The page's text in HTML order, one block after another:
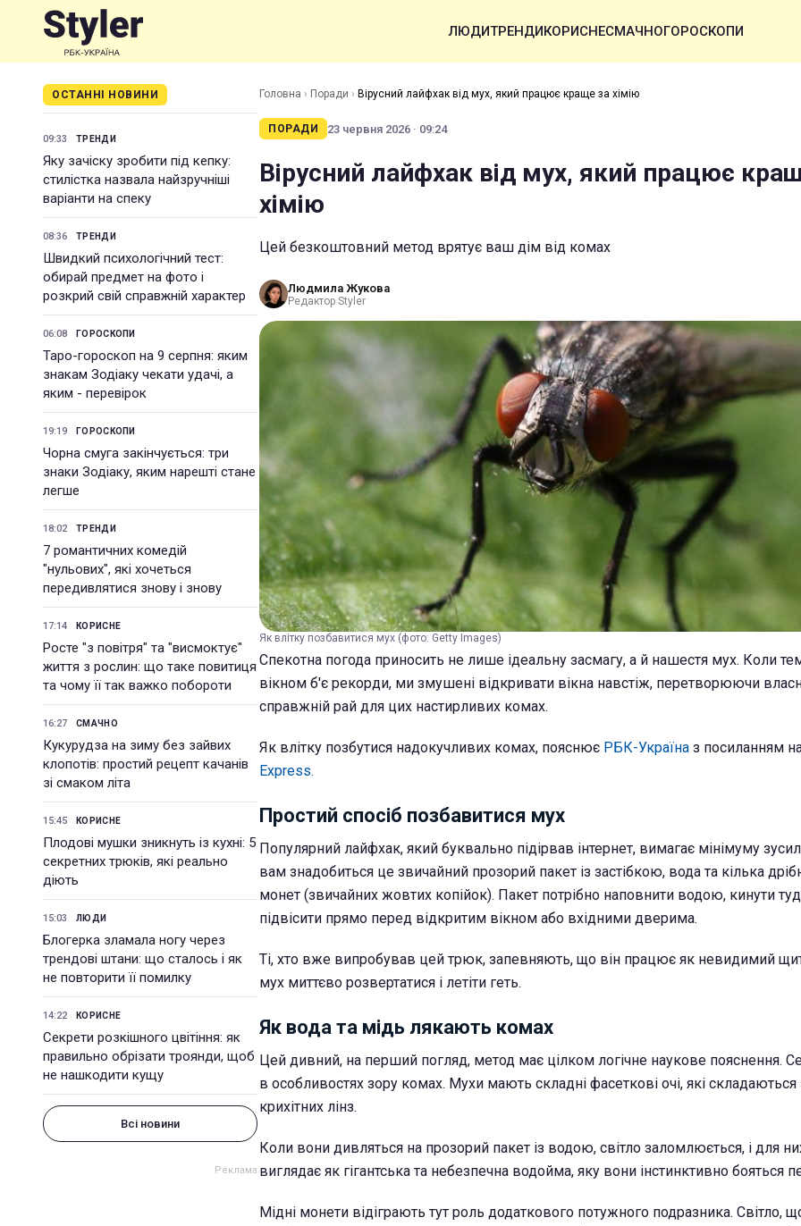
ЛЮДИТРЕНДИКОРИСНЕСМАЧНОГОРОСКОПИ
ОСТАННІ НОВИНИ
09:33 ТРЕНДИ
Яку зачіску зробити під кепку:
стилістка назвала найзручніші
варіанти на спеку
08:36 ТРЕНДИ
Швидкий психологічний тест:
обирай предмет на фото і
розкрий свій справжній характер
06:08 ГОРОСКОПИ
Таро-гороскоп на 9 серпня: яким
знакам Зодіаку чекати удачі, а
яким - перевірок
19:19 ГОРОСКОПИ
Чорна смуга закінчується: три
знаки Зодіаку, яким нарешті стане
легше
18:02 ТРЕНДИ
7 романтичних комедій
"нульових", які хочеться
передивлятися знову і знову
17:14 КОРИСНЕ
Росте "з повітря" та "висмоктує"
життя з рослин: що таке повитиця
та чому її так важко побороти
16:27 СМАЧНО
Кукурудза на зиму без зайвих
клопотів: простий рецепт качанів
зі смаком літа
15:45 КОРИСНЕ
Плодові мушки зникнуть із кухні: 5
секретних трюків, які реально
діють
15:03 ЛЮДИ
Блогерка зламала ногу через
трендові штани: що сталось і як
не повторити її помилку
14:22 КОРИСНЕ
Секрети розкішного цвітіння: як
правильно обрізати троянди, щоб
не нашкодити кущу
Всі новини
Головна › Поради › Вірусний лайфхак від мух, який працює краще за хімію
ПОРАДИ 23 червня 2026 · 09:24
Вірусний лайфхак від мух, який працює
хімію
Цей безкоштовний метод врятує ваш дім від комах
Людмила Жукова
Редактор Styler
Як влітку позбавитися мух (фото: Getty Images)
Спекотна погода приносить не лише ідеальну засмагу, а й нашестя мух. Коли
вікном б'є рекорди, ми змушені відкривати вікна навстіж, перетворюючи
справжній рай для цих настирливих комах.
Як влітку позбутися надокучливих комах, пояснює РБК-Україна з посиланням
Express.
Простий спосіб позбавитися мух
Популярний лайфхак, який буквально підірвав інтернет, вимагає мінімуму
вам знадобиться це звичайний прозорий пакет із застібкою, вода та кілька
монет (звичайних жовтих копійок). Пакет потрібно наповнити водою, кинути
підвісити прямо перед відкритим вікном або вхідними дверима.
Ті, хто вже випробував цей трюк, запевняють, що він працює як невидимий
мух миттєво розвертатися і летіти геть.
Як вода та мідь лякають комах
Цей дивний, на перший погляд, метод має цілком логічне наукове пояснення.
в особливостях зору комах. Мухи мають складні фасеткові очі, які складаються
крихітних лінз.
Коли вони дивляться на прозорий пакет із водою, світло заломлюється, і для
виглядає як гігантська та небезпечна водойма, яку вони інстинктивно бояться
Мідні монети відіграють тут роль додаткового потужного подразника. Світло,